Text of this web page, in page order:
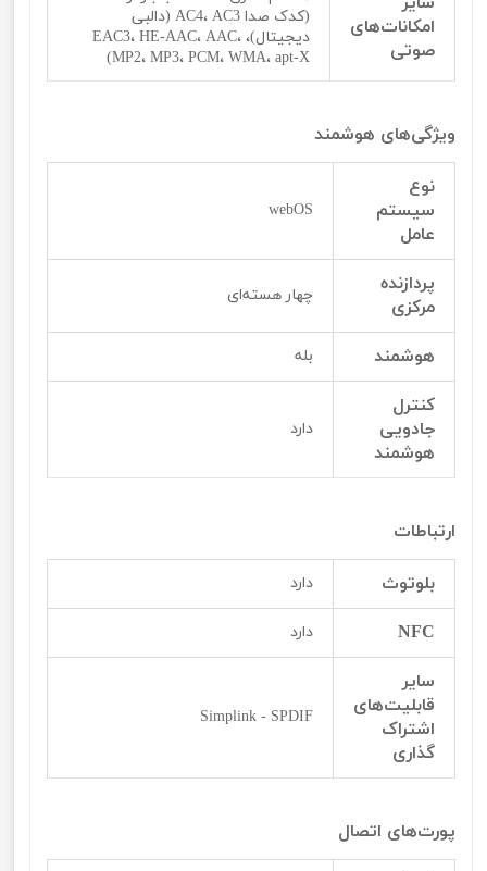
امکانات‌‌‌‌های
صوتی
(کدک صدا AC4، AC3 (دالبی
دیجیتال)، EAC3، HE-AAC، AAC،
MP2، MP3، PCM، WMA، apt-X)
ویژگی‌‌‌‌های هوشمند
نوع
سیستم
عامل
webOS
پردازنده
مرکزی
چهار هسته‌ای
هوشمند بله
کنترل
جادویی
هوشمند
دارد
ارتباطات
بلوتوث دارد
NFC دارد
سایر
قابلیت‌‌‌‌های
اشتراک
گذاری
Simplink - SPDIF
پورت‌‌‌‌های اتصال